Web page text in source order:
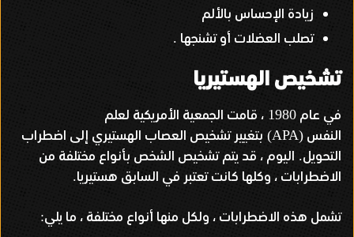
زيادة الإحساس بالألم
تصلب العضلات أو تشنجها .
تشخيص الهستيريا
في عام 1980 ، قامت الجمعية الأمريكية لعلم
النفس (APA)
بتغيير تشخيص العصاب الهستيري إلى اضطراب
التحويل. اليوم ، قد يتم تشخيص الشخص بأنواع مختلفة من
الاضطرابات ، وكلها كانت تعتبر في السابق هستيريا.
تشمل هذه الاضطرابات ، ولكل منها أنواع مختلفة ، ما يلي: